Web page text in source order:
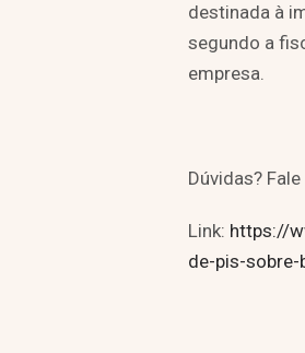
destinada à
segundo a
empresa.
Dúvidas?
Link: https://
de-pis-